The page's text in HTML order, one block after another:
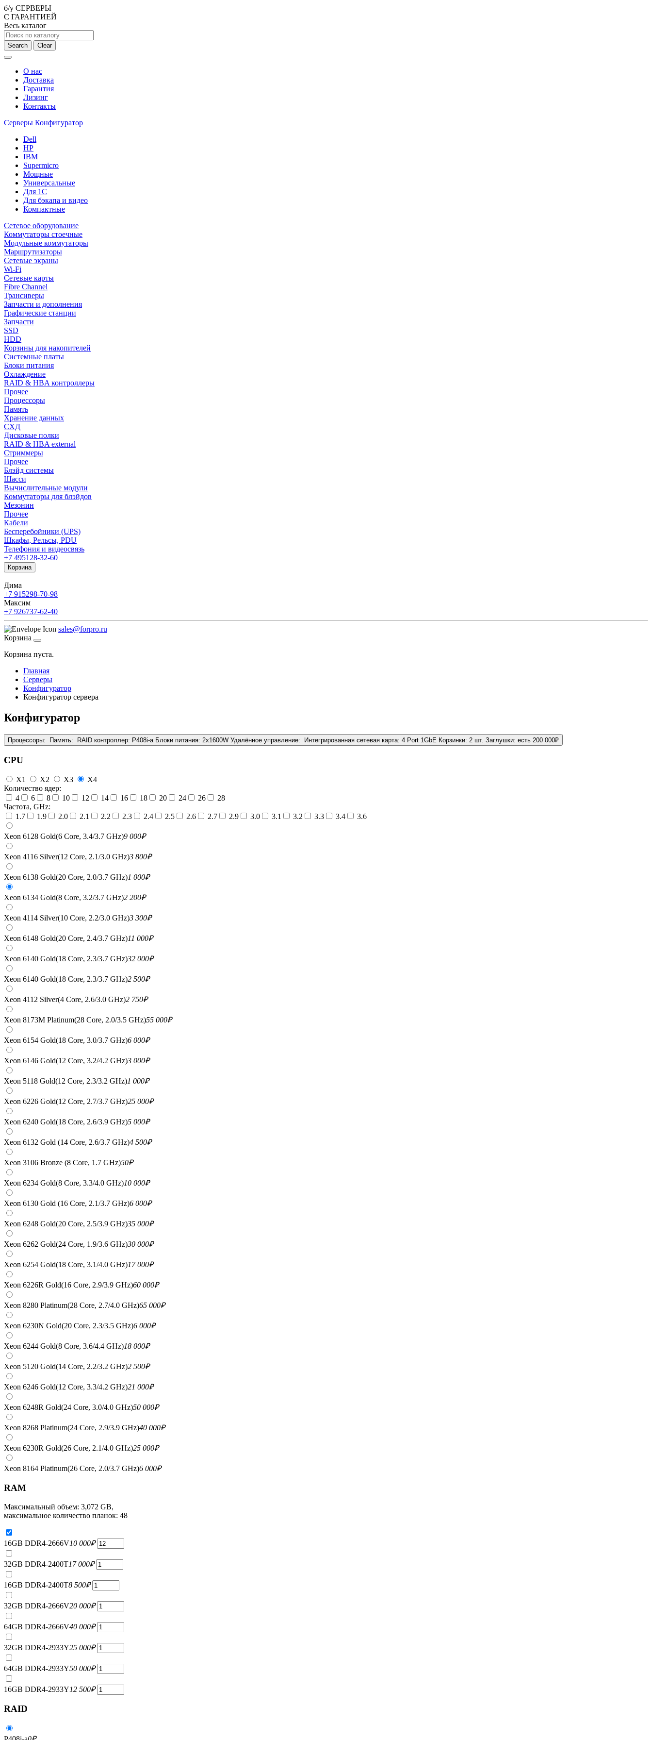
б/у СЕРВЕРЫ
С ГАРАНТИЕЙ
Весь каталог
Search Clear
О нас
Доставка
Гарантия
Лизинг
Контакты
Серверы Конфигуратор
Dell
HP
IBM
Supermicro
Мощные
Универсальные
Для 1С
Для бэкапа и видео
Компактные
Сетевое оборудование
Коммутаторы стоечные
Модульные коммутаторы
Маршрутизаторы
Сетевые экраны
Wi-Fi
Сетевые карты
Fibre Channel
Трансиверы
Запчасти и дополнения
Графические станции
Запчасти
SSD
HDD
Корзины для накопителей
Системные платы
Блоки питания
Охлаждение
RAID & HBA контроллеры
Прочее
Процессоры
Память
Хранение данных
СХД
Дисковые полки
RAID & HBA external
Стриммеры
Прочее
Блэйд системы
Шасси
Вычислительные модули
Коммутаторы для блэйдов
Мезонин
Прочее
Кабели
Бесперебойники (UPS)
Шкафы, Рельсы, PDU
Телефония и видеосвязь
+7 495128-32-60
Корзина
Дима
+7 915298-70-98
Максим
+7 926737-62-40
sales@forpro.ru
Корзина
Корзина пуста.
Главная
Серверы
Конфигуратор
Конфигуратор сервера
Конфигуратор
Процессоры: Память: RAID контроллер: P408i-a Блоки питания: 2x1600W Удалённое управление: Интегрированная сетевая карта: 4 Port 1GbE Корзинки: 2 шт. Заглушки: есть 200 000₽
CPU
X1 X2 X3
X4
Количество ядер:
4
6 8 10 12 14 16 18 20 24 26
28
Частота, GHz:
1.7
1.9 2.0 2.1 2.2 2.3 2.4 2.5 2.6 2.7 2.9 3.0 3.1 3.2 3.3 3.4 3.6
Xeon 6128 Gold(6 Core, 3.4/3.7 GHz)9 000₽
Xeon 4116 Silver(12 Core, 2.1/3.0 GHz)3 800₽
Xeon 6138 Gold(20 Core, 2.0/3.7 GHz)1 000₽
Xeon 6134 Gold(8 Core, 3.2/3.7 GHz)2 200₽
Xeon 4114 Silver(10 Core, 2.2/3.0 GHz)3 300₽
Xeon 6148 Gold(20 Core, 2.4/3.7 GHz)11 000₽
Xeon 6140 Gold(18 Core, 2.3/3.7 GHz)32 000₽
Xeon 6140 Gold(18 Core, 2.3/3.7 GHz)2 500₽
Xeon 4112 Silver(4 Core, 2.6/3.0 GHz)2 750₽
Xeon 8173M Platinum(28 Core, 2.0/3.5 GHz)55 000₽
Xeon 6154 Gold(18 Core, 3.0/3.7 GHz)6 000₽
Xeon 6146 Gold(12 Core, 3.2/4.2 GHz)3 000₽
Xeon 5118 Gold(12 Core, 2.3/3.2 GHz)1 000₽
Xeon 6226 Gold(12 Core, 2.7/3.7 GHz)25 000₽
Xeon 6240 Gold(18 Core, 2.6/3.9 GHz)5 000₽
Xeon 6132 Gold (14 Core, 2.6/3.7 GHz)4 500₽
Xeon 3106 Bronze (8 Core, 1.7 GHz)50₽
Xeon 6234 Gold(8 Core, 3.3/4.0 GHz)10 000₽
Xeon 6130 Gold (16 Core, 2.1/3.7 GHz)6 000₽
Xeon 6248 Gold(20 Core, 2.5/3.9 GHz)35 000₽
Xeon 6262 Gold(24 Core, 1.9/3.6 GHz)30 000₽
Xeon 6254 Gold(18 Core, 3.1/4.0 GHz)17 000₽
Xeon 6226R Gold(16 Core, 2.9/3.9 GHz)60 000₽
Xeon 8280 Platinum(28 Core, 2.7/4.0 GHz)65 000₽
Xeon 6230N Gold(20 Core, 2.3/3.5 GHz)6 000₽
Xeon 6244 Gold(8 Core, 3.6/4.4 GHz)18 000₽
Xeon 5120 Gold(14 Core, 2.2/3.2 GHz)2 500₽
Xeon 6246 Gold(12 Core, 3.3/4.2 GHz)21 000₽
Xeon 6248R Gold(24 Core, 3.0/4.0 GHz)50 000₽
Xeon 8268 Platinum(24 Core, 2.9/3.9 GHz)40 000₽
Xeon 6230R Gold(26 Core, 2.1/4.0 GHz)25 000₽
Xeon 8164 Platinum(26 Core, 2.0/3.7 GHz)6 000₽
RAM
Максимальный объем: 3,072 GB,
максимальное количество планок: 48
16GB DDR4-2666V10 000₽
32GB DDR4-2400T17 000₽
16GB DDR4-2400T8 500₽
32GB DDR4-2666V20 000₽
64GB DDR4-2666V40 000₽
32GB DDR4-2933Y25 000₽
64GB DDR4-2933Y50 000₽
16GB DDR4-2933Y12 500₽
RAID